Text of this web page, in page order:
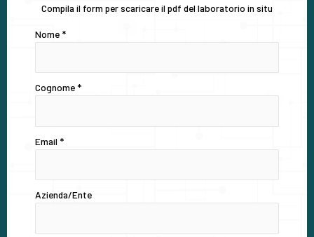
Compila il form per scaricare il pdf del laboratorio in situ
Nome *
Cognome *
Email *
Azienda/Ente